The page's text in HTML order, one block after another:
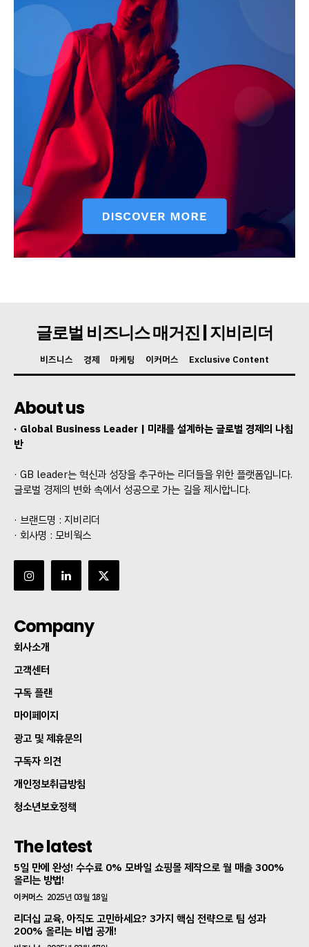
글로벌 비즈니스 매거진 | 지비리더
비즈니스 경제 마케팅 이커머스 Exclusive Content
About us
· Global Business Leader | 미래를 설계하는 글로벌 경제의 나침
반
· GB leader는 혁신과 성장을 추구하는 리더들을 위한 플랫폼입니다.
글로벌 경제의 변화 속에서 성공으로 가는 길을 제시합니다.
· 브랜드명 : 지비리더
· 회사명 : 모비웍스
Company
회사소개
고객센터
구독 플랜
마이페이지
광고 및 제휴문의
구독자 의견
개인정보취급방침
청소년보호정책
The latest
5일 만에 완성! 수수료 0% 모바일 쇼핑몰 제작으로 월 매출 300%
올리는 방법!
이커머스 2025년 03월 18일
리더십 교육, 아직도 고민하세요? 3가지 핵심 전략으로 팀 성과
200% 올리는 비법 공개!